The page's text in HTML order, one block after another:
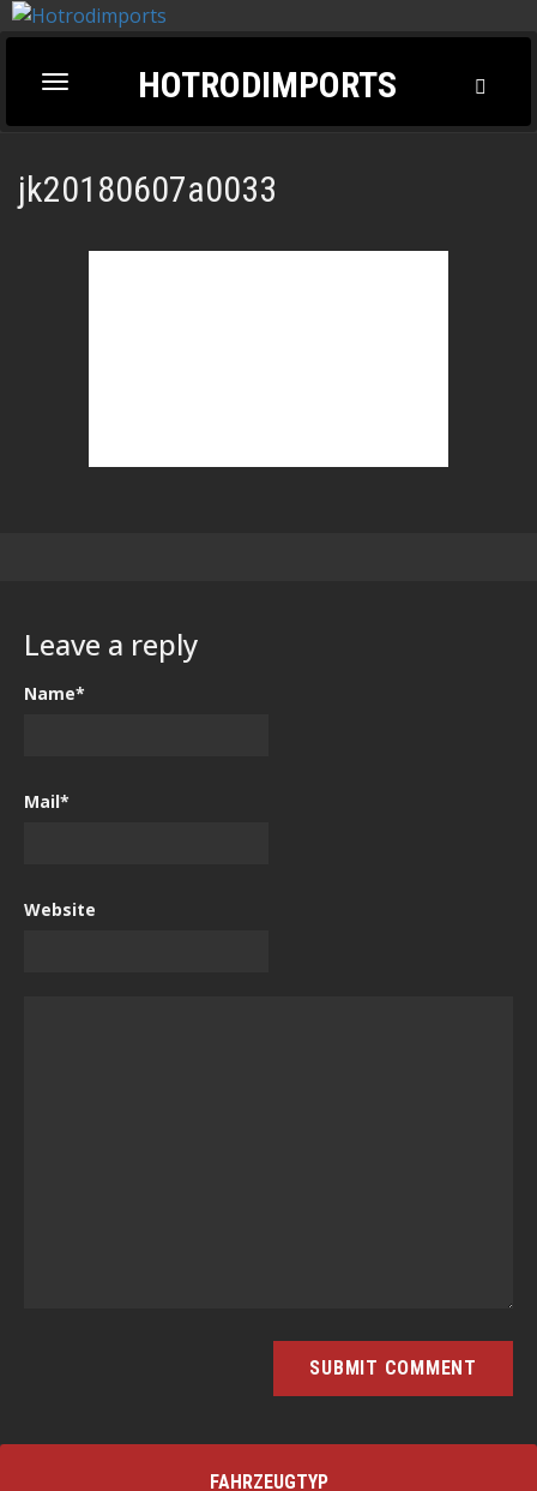
Toggle
navigation
HOTRODIMPORTS
jk20180607a0033
Leave a reply
Name*
Mail*
Website
FAHRZEUGTYP